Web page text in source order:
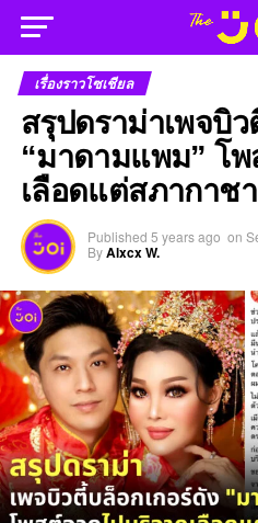
เรื่องราวโซเชียล
สรุปดราม่าเพจบิ
“มาดามแพม” โ
เลือดแต่สภากาช
Published 5 years ago on
ByAlxcx W.